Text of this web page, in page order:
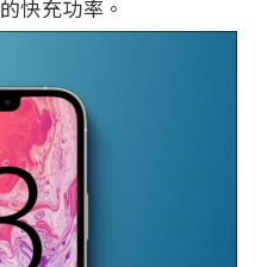
快充功率。